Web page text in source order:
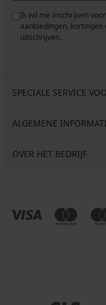
Ik wil me inschrijven
aanbiedingen, kortingen
uitschrijven.
SPECIALE SERVICE
ALGEMENE
OVER HET BEDRIJF